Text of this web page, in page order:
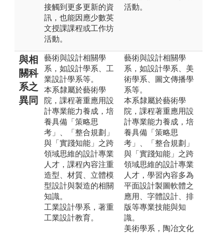
接觸到更多更新的資
訊，也能因應少數英
文授課課程或工作坊
活動。
活動。
與相
關科
系之
異同
藝術與設計相關學
系，如設計學系、工
業設計學系等。
本系隸屬於藝術學
院，課程著重應用設
計專業能力養成，培
養具備「策略思
考」、「整合規劃」
與「實踐知能」之跨
領域思維的設計專業
人才，課程內容注重
造型、材質、立體模
型設計與製造的相關
知識。
工業設計學系，著重
工業設計教育。
藝術與設計相關學
系，如設計學系、美
術學系、圖文傳播學
系等。
本系隸屬於藝術學
院，課程著重應用設
計專業能力養成，培
養具備「策略思
考」、「整合規劃」
與「實踐知能」之跨
領域思維的設計專業
人才，學習內容多為
平面設計製圖軟體之
應用、字體設計、排
版等專業技能與知
識。
美術學系，陶冶文化